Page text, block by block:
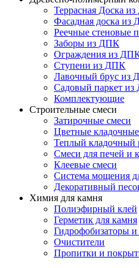
Террасная Доска
Фасадная доска из
Реечные стеновые
Заборы из ДПК
Ограждения из
Ступени из ДПК
Лавочный брус из
Садовый паркет
Комплектующие
Строительные смеси
Затирочные смеси
Цветные
Теплый кладочный
Смеси для печей и
Клеевые смеси
Система мощения
Декоративный
Химия для камня
Полиэфирный клей
Герметик для камня
Гидрофобизаторы и
Очистители
Пропитки и